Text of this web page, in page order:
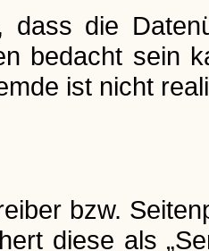
dass die
bedacht sein
ist nicht
bzw.
diese als